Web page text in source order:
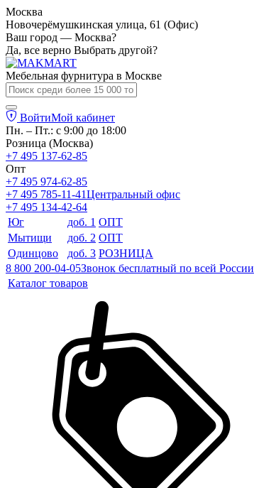
Москва
Новочерёмушкинская улица, 61 (Офис)
Ваш город — Москва?
Да, все верно Выбрать другой?
Мебельная фурнитура в Москве
ВойтиМой кабинет
Пн. – Пт.: с 9:00 до 18:00
Розница (Москва)
+7 495 137-62-85
Опт
+7 495 974-62-85
+7 495 785-11-41Центральный офис
+7 495 134-42-64
Юг
доб. 1 ОПТ
Мытищи
доб. 2 ОПТ
Одинцово
доб. 3 РОЗНИЦА
8 800 200-04-05Звонок бесплатный по всей России
Каталог товаров